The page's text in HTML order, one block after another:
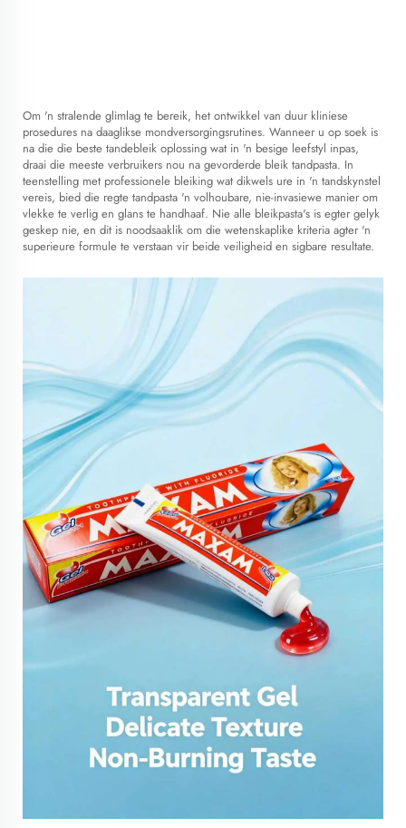
Om 'n stralende glimlag te bereik, het ontwikkel van duur kliniese
prosedures na daaglikse mondversorgingsrutines. Wanneer u op soek is
na die die beste tandebleik oplossing wat in 'n besige leefstyl inpas,
draai die meeste verbruikers nou na gevorderde bleik tandpasta. In
teenstelling met professionele bleiking wat dikwels ure in 'n tandskynstel
vereis, bied die regte tandpasta 'n volhoubare, nie-invasiewe manier om
vlekke te verlig en glans te handhaaf. Nie alle bleikpasta's is egter gelyk
geskep nie, en dit is noodsaaklik om die wetenskaplike kriteria agter 'n
superieure formule te verstaan vir beide veiligheid en sigbare resultate.